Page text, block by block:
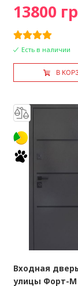
13800
Есть в наличии
В
Входная
улицы Форт-М